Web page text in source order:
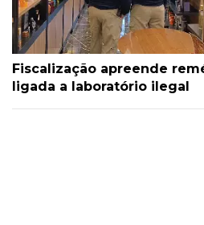
Fiscalização apreende
ligada a laboratório ilegal